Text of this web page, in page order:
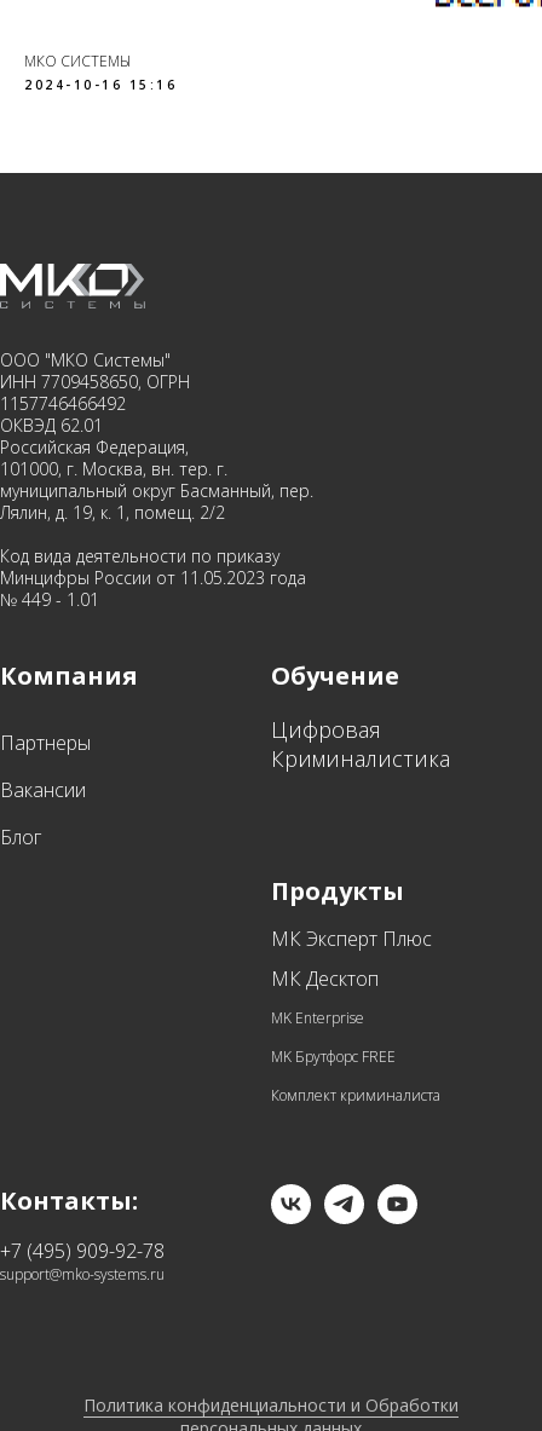
МКО СИСТЕМЫ
2024-10-16 15:16
ООО "МКО Системы"
ИНН 7709458650, ОГРН
1157746466492
ОКВЭД 62.01
Российская Федерация,
101000, г. Москва, вн. тер. г.
муниципальный округ Басманный, пер.
Лялин, д. 19, к. 1, помещ. 2/2
Код вида деятельности по приказу
Минцифры России от 11.05.2023 года
№ 449 - 1.01
Компания
Партнеры
Вакансии
Блог
Обучение
Цифровая
Криминалистика
Продукты
МК Эксперт Плюс
МК Десктоп
MK Enterprise
MK Брутфорс FREE
Комплект криминалиста
Контакты:
+7 (495) 909-92-78
support@mko-systems.ru
Политика конфиденциальности и Обработки